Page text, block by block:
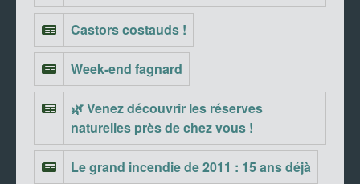
Castors costauds !
Week-end fagnard
🌿 Venez découvrir les réserves
naturelles près de chez vous !
Le grand incendie de 2011 : 15 ans déjà